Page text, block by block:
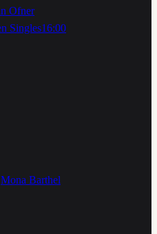
Ofner
Singles16:00
Mona Barthel